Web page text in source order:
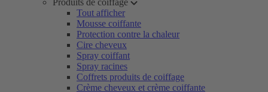
Produits de coiffage
Tout afficher
Mousse coiffante
Protection contre la chaleur
Cire cheveux
Spray coiffant
Spray racines
Coffrets produits de coiffage
Crème cheveux et crème coiffante